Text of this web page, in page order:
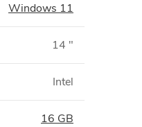
Windows 11
14 "
Intel
16 GB